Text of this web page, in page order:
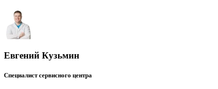
Евгений Кузьмин
Специалист сервисного центра